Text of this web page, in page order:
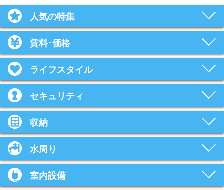
人気の特集
賃料･価格
ライフスタイル
セキュリティ
収納
水周り
室内設備